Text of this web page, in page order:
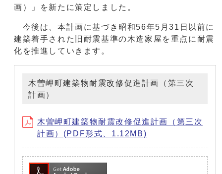
画）」を新たに策定しました。
今後は、本計画に基づき昭和56年5月31日以前に
建築着手された旧耐震基準の木造家屋を重点に耐震
化を推進していきます。
木曽岬町建築物耐震改修促進計画（第三次
計画）
木曽岬町建築物耐震改修促進計画（第三次
計画）(PDF形式、1.12MB)